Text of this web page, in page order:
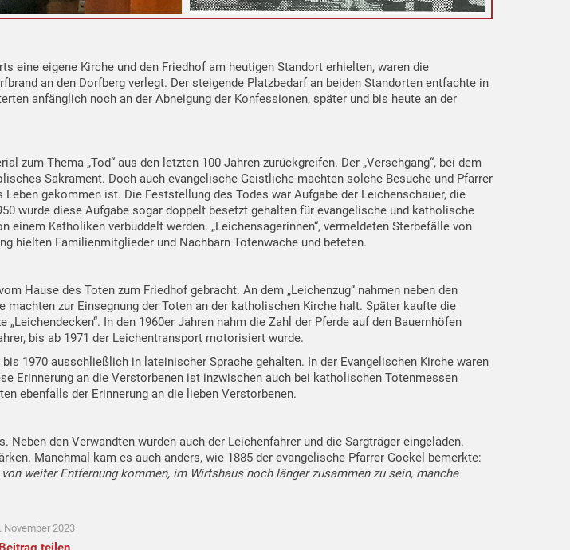
eine eigene Kirche und den Friedhof am heutigen Standort erhielten, waren die
an den Dorfberg verlegt. Der steigende Platzbedarf an beiden Standorten entfachte in
anfänglich noch an der Abneigung der Konfessionen, später und bis heute an der
Thema „Tod“ aus den letzten 100 Jahren zurückgreifen. Der „Versehgang“, bei dem
Sakrament. Doch auch evangelische Geistliche machten solche Besuche und Pfarrer
gekommen ist. Die Feststellung des Todes war Aufgabe der Leichenschauer, die
wurde diese Aufgabe sogar doppelt besetzt gehalten für evangelische und katholische
Katholiken verbuddelt werden. „Leichensagerinnen“, vermeldeten Sterbefälle von
hielten Familienmitglieder und Nachbarn Totenwache und beteten.
Hause des Toten zum Friedhof gebracht. An dem „Leichenzug“ nahmen neben den
zur Einsegnung der Toten an der katholischen Kirche halt. Später kaufte die
In den 1960er Jahren nahm die Zahl der Pferde auf den Bauernhöfen
bis ab 1971 der Leichentransport motorisiert wurde.
1970 ausschließlich in lateinischer Sprache gehalten. In der Evangelischen Kirche waren
Erinnerung an die Verstorbenen ist inzwischen auch bei katholischen Totenmessen
ebenfalls der Erinnerung an die lieben Verstorbenen.
den Verwandten wurden auch der Leichenfahrer und die Sargträger eingeladen.
Manchmal kam es auch anders, wie 1885 der evangelische Pfarrer Gockel bemerkte:
weiter Entfernung kommen, im Wirtshaus noch länger zusammen zu sein, manche
November 2023